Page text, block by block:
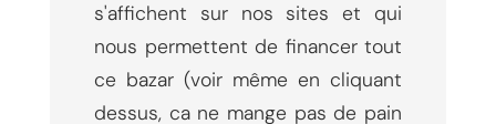
s'affichent sur nos sites et qui
nous permettent de financer tout
ce bazar (voir même en cliquant
dessus, ca ne mange pas de pain